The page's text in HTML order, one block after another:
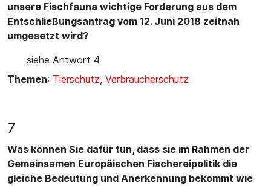
unsere Fischfauna wichtige Forderung aus dem
Entschließungsantrag vom 12. Juni 2018 zeitnah
umgesetzt wird?
siehe Antwort 4
Themen: Tierschutz, Verbraucherschutz
7
Was können Sie dafür tun, dass sie im Rahmen der
Gemeinsamen Europäischen Fischereipolitik die
gleiche Bedeutung und Anerkennung bekommt wie